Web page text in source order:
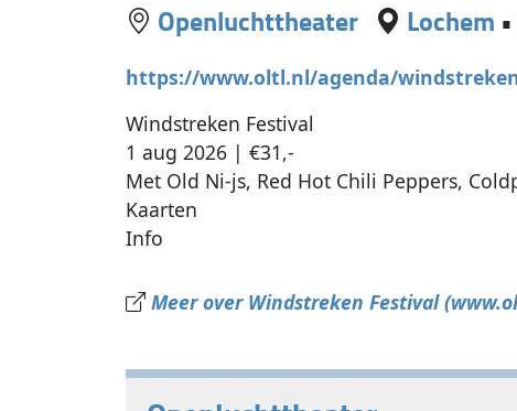
Openluchttheater Lochem •
https://www.oltl.nl/agenda/
Windstreken Festival
1 aug 2026 | €31,-
Met Old Ni-js, Red Hot Chili Peppers,
Kaarten
Info
Meer over Windstreken Festival